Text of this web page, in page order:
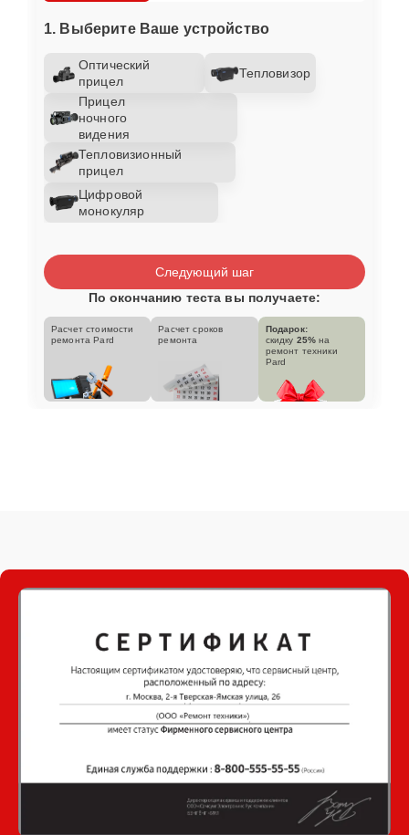
1. Выберите Ваше устройство
Оптический
прицел
Тепловизор
Прицел
ночного
видения
Тепловизионный
прицел
Цифровой
монокуляр
Следующий шаг
По окончанию теста вы получаете:
Расчет стоимости
ремонта Pard
Расчет сроков
ремонта
Подарок:
скидку 25% на
ремонт техники
Pard